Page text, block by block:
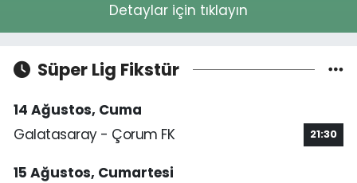
Detaylar için tıklayın
Süper Lig Fikstür
14 Ağustos, Cuma
Galatasaray - Çorum FK
21:30
15 Ağustos, Cumartesi